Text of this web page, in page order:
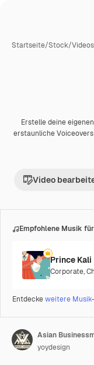
Startseite/Stock/Videos
Premium
Erstelle deine
erstaunliche
Video
Empfohlene Musik
Prince Kali
Corporate,
Entdeckeweitere Musik
yoydesign